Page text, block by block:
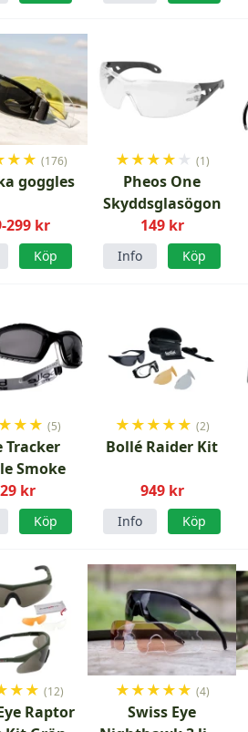
★★ (176)
goggles
299 kr
Köp
★★★★ ★ (1)
Pheos One
Skyddsglasögon
149 kr
Info Köp
★★★ (5)
Tracker
Smoke
kr
Köp
★★★★★ (2)
Bollé Raider Kit
949 kr
Info Köp
★★ (12)
Raptor
★★★★★ (4)
Swiss Eye